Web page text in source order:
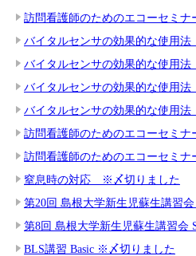
訪問看護師のためのエコーセミナ
バイタルセンサの効果的な使用法
バイタルセンサの効果的な使用法
バイタルセンサの効果的な使用法
バイタルセンサの効果的な使用法
訪問看護師のためのエコーセミナ
訪問看護師のためのエコーセミナ
窒息時の対応 ※〆切りました
第20回 島根大学新生児蘇生講習
第8回 島根大学新生児蘇生講習会
BLS講習 Basic ※〆切りました